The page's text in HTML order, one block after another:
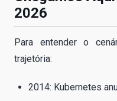
2026
Para entender o
trajetória:
2014: Kubernetes